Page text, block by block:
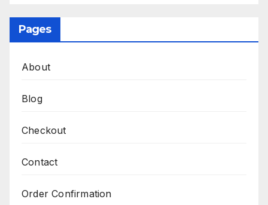
Pages
About
Blog
Checkout
Contact
Order Confirmation